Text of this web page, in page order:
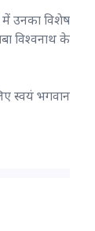
में उनका विशेष
विश्वनाथ के
स्वयं भगवान